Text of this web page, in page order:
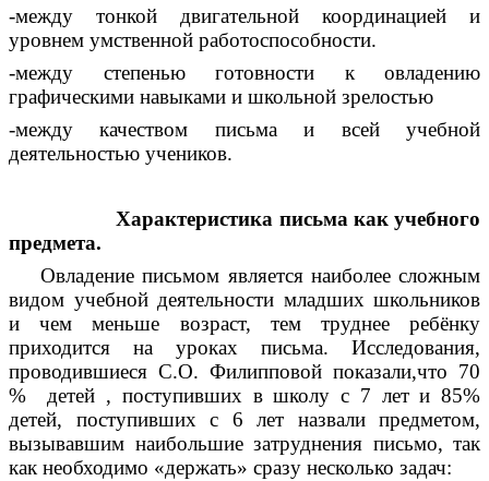
-между тонкой двигательной координацией и
уровнем умственной работоспособности.
-между степенью готовности к овладению
графическими навыками и школьной зрелостью
-между качеством письма и всей учебной
деятельностью учеников.
Характеристика письма как учебного
предмета.
Овладение письмом является наиболее сложным
видом учебной деятельности младших школьников
и чем меньше возраст, тем труднее ребёнку
приходится на уроках письма. Исследования,
проводившиеся С.О. Филипповой показали,что 70
% детей , поступивших в школу с 7 лет и 85%
детей, поступивших с 6 лет назвали предметом,
вызывавшим наибольшие затруднения письмо, так
как необходимо «держать» сразу несколько задач: